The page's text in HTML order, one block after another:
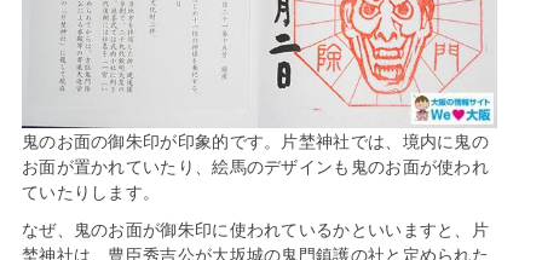
鬼のお面の御朱印が印象的です。片埜神社では、境内に鬼の
お面が置かれていたり、絵馬のデザインも鬼のお面が使われ
ていたりします。
なぜ、鬼のお面が御朱印に使われているかといいますと、片
埜神社は、豊臣秀吉公が大坂城の鬼門鎮護の社と定められた